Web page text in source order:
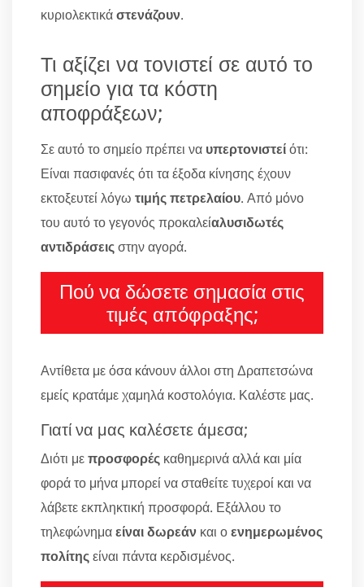
κυριολεκτικάστενάζουν.
Τι αξίζει να τονιστεί σε αυτό το
σημείο για τα κόστη
αποφράξεων;
Σε αυτό το σημείο πρέπει να υπερτονιστείότι:
Είναι πασιφανές ότι τα έξοδα κίνησης έχουν
εκτοξευτεί λόγω τιμής πετρελαίου. Από μόνο
του αυτό το γεγονός προκαλείαλυσιδωτές
αντιδράσειςστην αγορά.
Πού να δώσετε σημασία στις
τιμές απόφραξης;
Αντίθετα με όσα κάνουν άλλοι στη Δραπετσώνα
εμείς κρατάμε χαμηλά κοστολόγια. Καλέστε μας.
Γιατί να μας καλέσετε άμεσα;
Διότι μεπροσφορές καθημερινά αλλά και μία
φορά το μήνα μπορεί να σταθείτε τυχεροί και να
λάβετε εκπληκτική προσφορά. Εξάλλου το
τηλεφώνημαείναι δωρεάν και οενημερωμένος
πολίτηςείναι πάντα κερδισμένος.